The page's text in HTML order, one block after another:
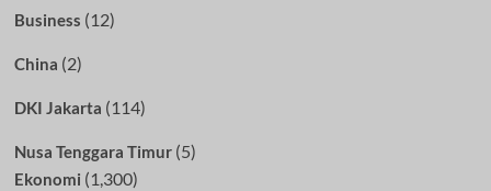
Business (12)
China (2)
DKI Jakarta (114)
Nusa Tenggara Timur(5)
Ekonomi (1,300)